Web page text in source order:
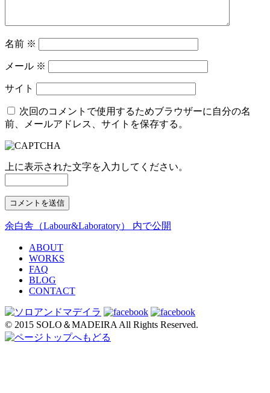
名前 ※
メール ※
サイト
次回のコメントで使用するためブラウザーに自分の名
前、メールアドレス、サイトを保存する。
上に表示された文字を入力してください。
投
ゲ
ー
シ
余白舎（Labour&Laboratory） 内で公開
ABOUT
WORKS
FAQ
BLOG
CONTACT
© 2015 SOLO＆MADEIRA All Rights Reserved.